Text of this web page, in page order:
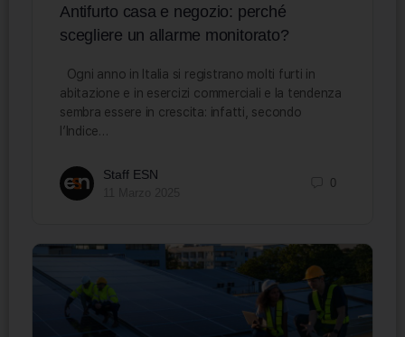
Antifurto casa e negozio: perché
scegliere un allarme monitorato?
Ogni anno in Italia si registrano molti furti in
abitazione e in esercizi commerciali e la tendenza
sembra essere in crescita: infatti, secondo
l’Indice…
Staff ESN
0